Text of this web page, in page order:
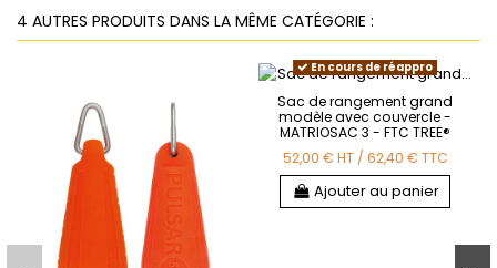
4 AUTRES PRODUITS DANS LA MÊME CATÉGORIE :
En cours de réappro
Sac de rangement grand
modèle avec couvercle -
MATRIOSAC 3 - FTC TREE®
52,00 €HT / 62,40 €TTC
Ajouter au panier